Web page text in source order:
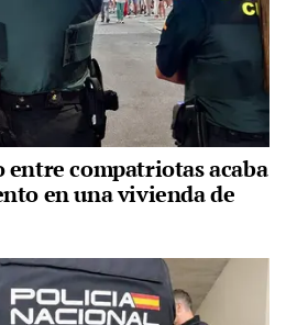
compatriotas acaba
en una vivienda de